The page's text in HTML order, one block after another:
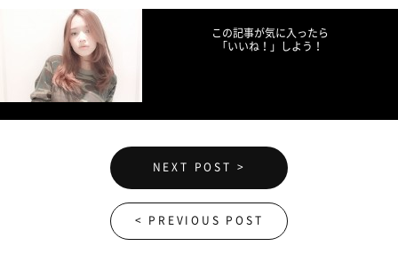
この記事が気に入ったら
「いいね！」しよう！
NEXT POST >
< PREVIOUS POST